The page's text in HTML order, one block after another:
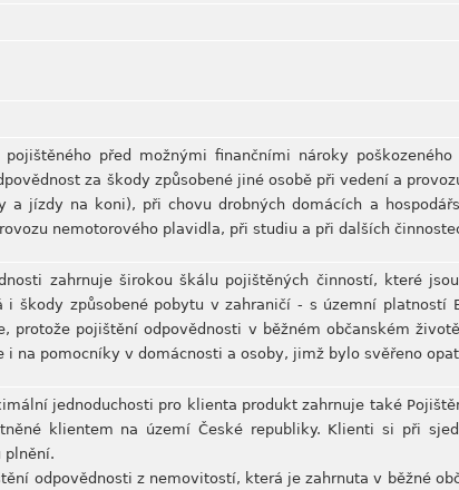
pojištěného před možnými finančními nároky
za škody způsobené jiné osobě při vedení a
a jízdy na koni), při chovu drobných domácích a
nemotorového plavidla, při studiu a při dalších
zahrnuje širokou škálu pojištěných činností, které
i škody způsobené pobytu v zahraničí - s územní
protože pojištění odpovědnosti v běžném občanském
i na pomocníky v domácnosti a osoby, jimž bylo svěřeno
jednoduchosti pro klienta produkt zahrnuje také
klientem na území České republiky. Klienti si při
plnění.
odpovědnosti z nemovitostí, která je zahrnuta v běžné